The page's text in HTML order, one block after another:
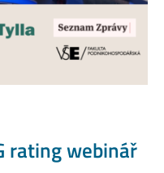
rating webinář